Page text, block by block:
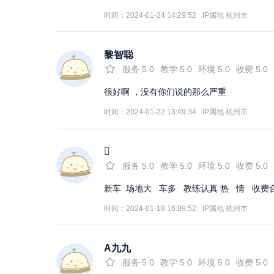
时间：2024-01-24 14:29:52 IP属地 杭州市
黎智聪
服务 5.0 教学 5.0 环境 5.0 收费 5.0
很好啊 ，没有你们说的那么严重
时间：2024-01-22 13:49:34 IP属地 杭州市

服务 5.0 教学 5.0 环境 5.0 收费 5.0
新车 场地大 车多 教练认真 热 情 收费
时间：2024-01-18 16:09:52 IP属地 杭州市
A九九
服务 5.0 教学 5.0 环境 5.0 收费 5.0